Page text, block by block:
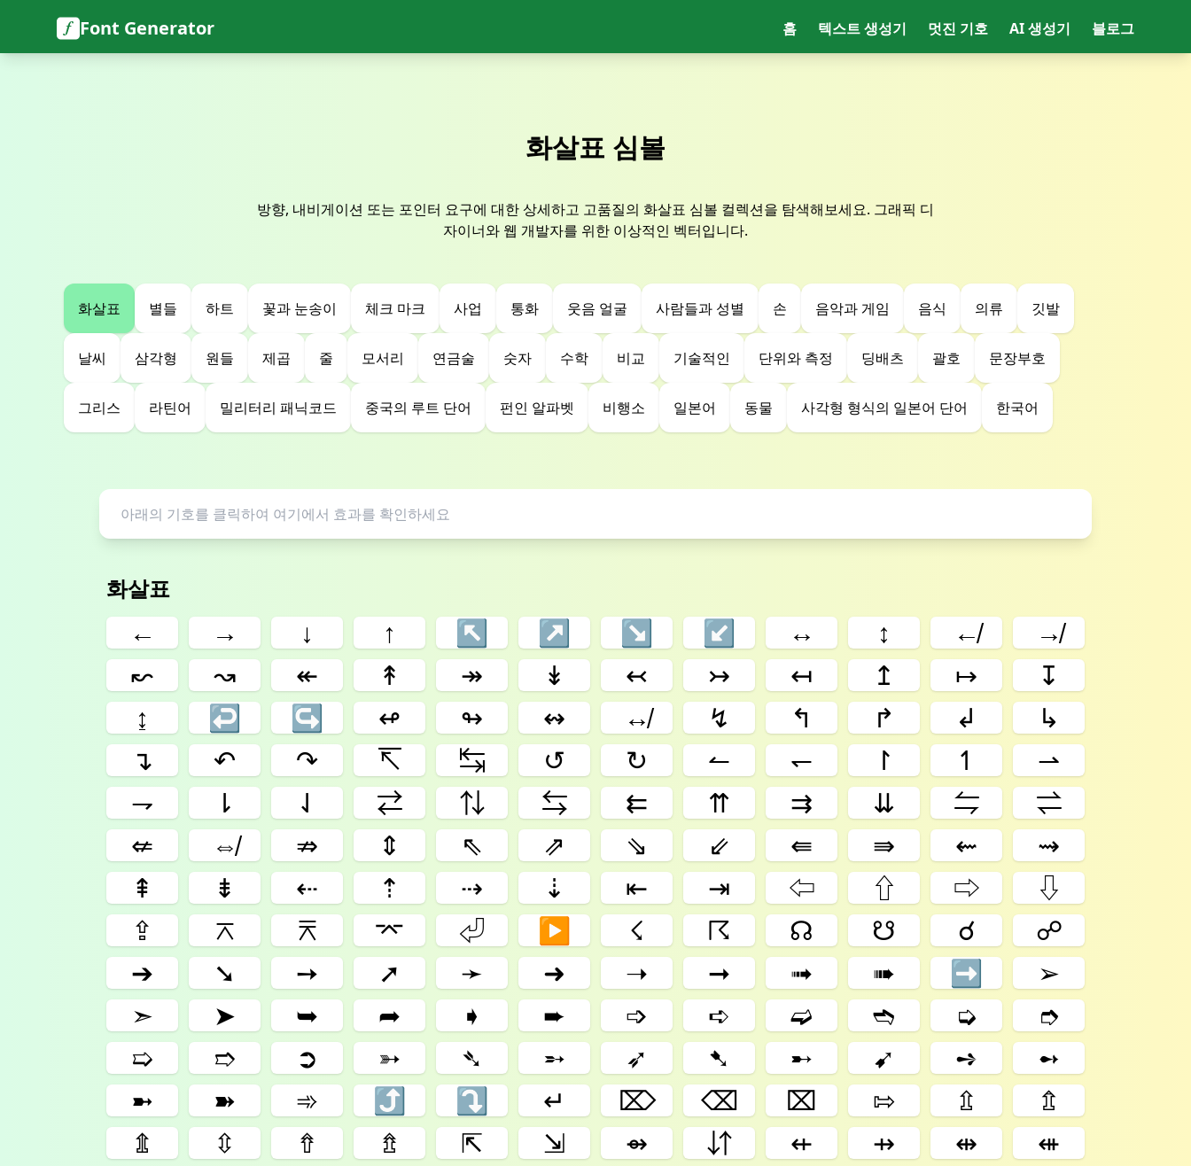
Font Generator 홈 텍스트 생성기 멋진 기호 AI 생성기 블로그
화살표 심볼
방향, 내비게이션 또는 포인터 요구에 대한 상세하고 고품질의 화살표 심볼 컬렉션을 탐색해보세요. 그래픽 디
자이너와 웹 개발자를 위한 이상적인 벡터입니다.
화살표 별들 하트 꽃과 눈송이 체크 마크 사업 통화 웃음 얼굴 사람들과 성별 손 음악과 게임 음식 의류 깃발
날씨 삼각형 원들 제곱 줄 모서리 연금술 숫자 수학 비교 기술적인 단위와 측정 딩배츠 괄호 문장부호
그리스 라틴어 밀리터리 패닉코드 중국의 루트 단어 펀인 알파벳 비행소 일본어 동물 사각형 형식의 일본어 단어 한국어
화살표
← → ↓ ↑ ↖ ↗ ↘ ↙ ↔ ↕ ↚
↛
↜
↝ ↞ ↟ ↠ ↡ ↢ ↣ ↤ ↥ ↦
↧
↨
↩ ↪ ↫ ↬ ↭ ↮ ↯ ↰ ↱ ↲
↳
↴
↶ ↷ ↸ ↹ ↺ ↻ ↼ ↽ ↾ ↿
⇀
⇁
⇂ ⇃ ⇄ ⇅ ⇆ ⇇ ⇈ ⇉ ⇊ ⇋
⇌
⇍
⇎ ⇏ ⇕ ⇖ ⇗ ⇘ ⇙ ⇚ ⇛ ⇜
⇝
⇞
⇟ ⇠ ⇡ ⇢ ⇣ ⇤ ⇥ ⇦ ⇧ ⇨
⇩
⇪
⌅ ⌆ ⌤ ⏎ ▶ ☇ ☈ ☊ ☋ ☌
☍
➔
➘ ➙ ➚ ➛ ➜ ➝ ➞ ➟ ➠ ➡
➢
➣
➤ ➥ ➦ ➧ ➨ ➩ ➪ ➫ ➬ ➭
➮
➯
➱ ➲ ➳ ➴ ➵ ➶ ➷ ➸ ➹ ➺
➻
➼
➽ ➾ ⤴ ⤵ ↵ ⌦ ⌫ ⌧ ⇰ ⇫
⇬
⇭
⇳ ⇮ ⇯ ⇱ ⇲ ⇴ ⇵ ⇷ ⇸ ⇹
⇺